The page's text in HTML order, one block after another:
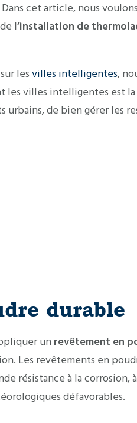
cet article, nous
l’installation de
les villes intelligentes,
villes intelligentes est
de bien gérer les
durable
un revêtement en
Les revêtements en
résistance à la corrosion,
défavorables.